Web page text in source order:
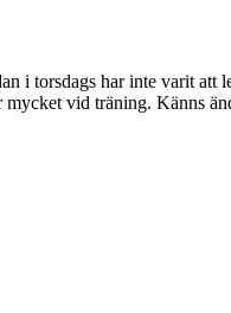
i torsdags har inte varit
vid träning. Känns